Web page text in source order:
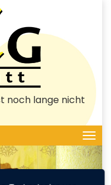
noch lange nicht
vor